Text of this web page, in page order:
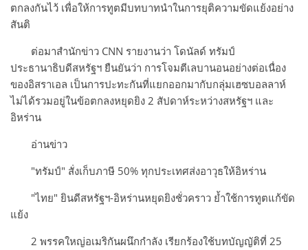
ตกลงกันไว้ เพื่อให้การทูตมีบทบาทนำในการยุติความขัดแย้งอย่าง
สันติ
ต่อมาสำนักข่าว CNN รายงานว่า โดนัลด์ ทรัมป์
ประธานาธิบดีสหรัฐฯ ยืนยันว่า การโจมตีเลบานอนอย่างต่อเนื่อง
ของอิสราเอล เป็นการปะทะกันที่แยกออกมากับกลุ่มเฮซบอลลาห์
ไม่ได้รวมอยู่ในข้อตกลงหยุดยิง 2 สัปดาห์ระหว่างสหรัฐฯ และ
อิหร่าน
อ่านข่าว
"ทรัมป์" สั่งเก็บภาษี 50% ทุกประเทศส่งอาวุธให้อิหร่าน
"ไทย" ยินดีสหรัฐฯ-อิหร่านหยุดยิงชั่วคราว ย้ำใช้การทูตแก้ขัด
แย้ง
2 พรรคใหญ่อเมริกันผนึกกำลัง เรียกร้องใช้บทบัญญัติที่ 25